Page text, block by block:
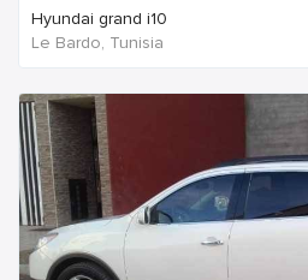
Hyundai grand i10
Le Bardo, Tunisia